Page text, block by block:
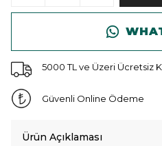
5000 TL ve Üzeri Ücretsiz
Güvenli Online Ödeme
Ürün Açıklaması